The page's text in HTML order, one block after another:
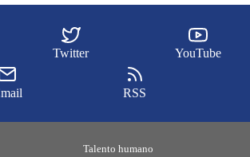
Twitter YouTube
RSS
Talento humano